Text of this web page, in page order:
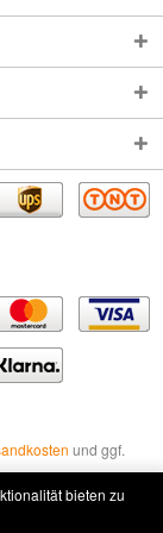
und ggf.
bieten zu